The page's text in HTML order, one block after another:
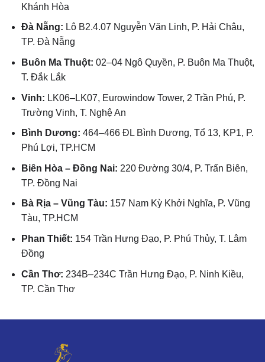
Khánh Hòa
Đà Nẵng: Lô B2.4.07 Nguyễn Văn Linh, P. Hải Châu,
TP. Đà Nẵng
Buôn Ma Thuột: 02–04 Ngô Quyền, P. Buôn Ma Thuột,
T. Đắk Lắk
Vinh: LK06–LK07, Eurowindow Tower, 2 Trần Phú, P.
Trường Vinh, T. Nghệ An
Bình Dương: 464–466 ĐL Bình Dương, Tổ 13, KP1, P.
Phú Lợi, TP.HCM
Biên Hòa – Đồng Nai: 220 Đường 30/4, P. Trấn Biên,
TP. Đồng Nai
Bà Rịa – Vũng Tàu: 157 Nam Kỳ Khởi Nghĩa, P. Vũng
Tàu, TP.HCM
Phan Thiết: 154 Trần Hưng Đạo, P. Phú Thủy, T. Lâm
Đồng
Cần Thơ: 234B–234C Trần Hưng Đạo, P. Ninh Kiều,
TP. Cần Thơ